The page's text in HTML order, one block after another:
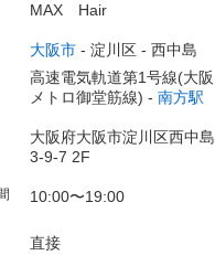
MAX Hair
大阪市 - 淀川区 - 西中島
高速電気軌道第1号線(大阪
メトロ御堂筋線) - 南方駅
大阪府大阪市淀川区西中島
3-9-7 2F
10:00〜19:00
直接